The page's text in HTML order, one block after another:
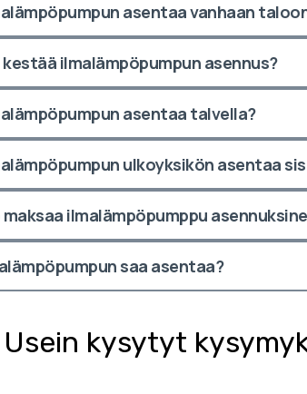
asentaa vanhaan
ilmalämpöpumpun asennus?
asentaa talvella?
ulkoyksikön asentaa
ilmalämpöpumppu
saa asentaa?
Usein kysytyt